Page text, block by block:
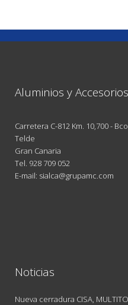
Aluminios y Accesorios
Carretera C-812 Km. 10,700 -
Telde
Gran Canaria
Tel. 928 709 052
E-mail: sialca@grupamc.com
Noticias
Nueva cerradura CISA,